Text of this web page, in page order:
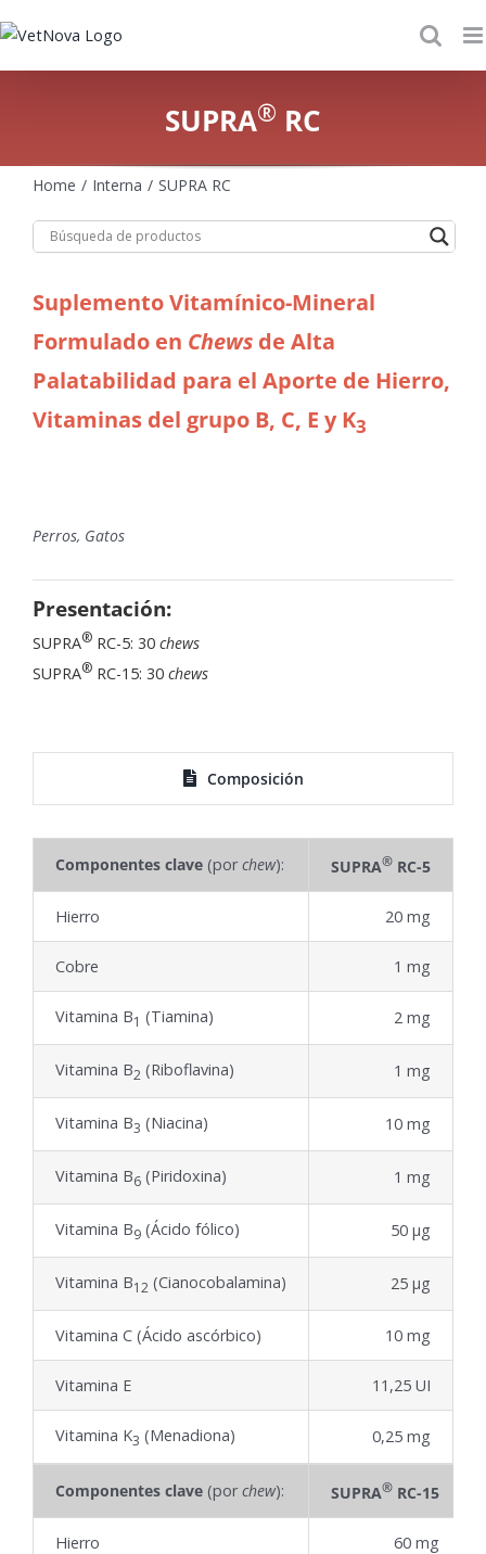
to
content
SUPRA® RC
Home Interna SUPRA RC
Suplemento Vitamínico-Mineral
Formulado en Chews de Alta
Palatabilidad para el Aporte de Hierro,
Vitaminas del grupo B, C, E y K3
Perros, Gatos
Presentación:
SUPRA® RC-5: 30 chews
SUPRA® RC-15: 30 chews
Composición
Componentes clave (porchew): SUPRA® RC-5
Hierro 20 mg
Cobre 1 mg
Vitamina B1 (Tiamina) 2 mg
Vitamina B2 (Riboflavina) 1 mg
Vitamina B3 (Niacina) 10 mg
Vitamina B6 (Piridoxina) 1 mg
Vitamina B9 (Ácido fólico) 50 μg
Vitamina B12 (Cianocobalamina) 25 μg
Vitamina C (Ácido ascórbico) 10 mg
Vitamina E 11,25 UI
Vitamina K3 (Menadiona) 0,25 mg
Componentes clave (porchew): SUPRA® RC-15
Hierro 60 mg